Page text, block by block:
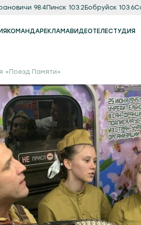
98.4Пинск 103.2 Бобруйск 103.6
КОМАНДАРЕКЛАМАВИДЕОТЕЛЕСТУДИЯ
«Поезд Памяти»